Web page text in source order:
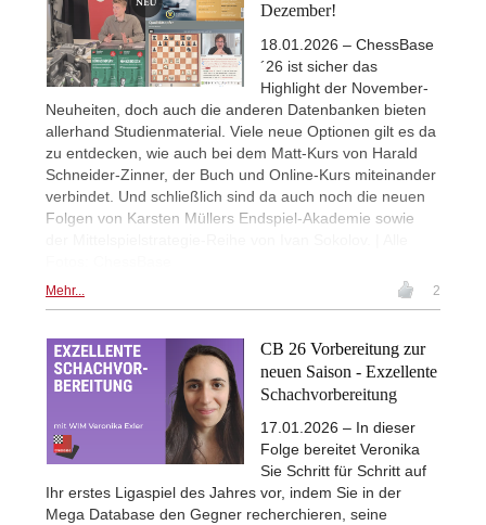
Dezember!
18.01.2026 – ChessBase
´26 ist sicher das
Highlight der November-
Neuheiten, doch auch die anderen Datenbanken bieten
allerhand Studienmaterial. Viele neue Optionen gilt es da
zu entdecken, wie auch bei dem Matt-Kurs von Harald
Schneider-Zinner, der Buch und Online-Kurs miteinander
verbindet. Und schließlich sind da auch noch die neuen
Folgen von Karsten Müllers Endspiel-Akademie sowie
Mehr... 2
CB 26 Vorbereitung zur
neuen Saison - Exzellente
Schachvorbereitung
17.01.2026 – In dieser
Folge bereitet Veronika
Sie Schritt für Schritt auf
Ihr erstes Ligaspiel des Jahres vor, indem Sie in der
Mega Database den Gegner recherchieren, seine